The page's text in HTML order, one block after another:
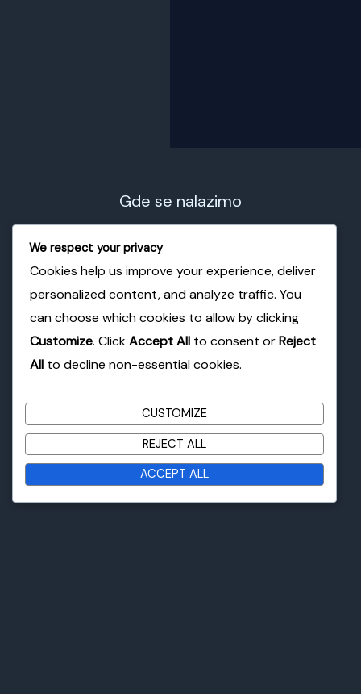
Gde se nalazimo
Bulevar Mihajla Pupina 10ž lokal 7 NP (nisko prizemlje)
Popravka maticnih ploca
Zamena ekrana
Čišćenje laptopa
Zamena DC, USB konektora
We respect your privacy
Cookies help us improve your experience, deliver
personalized content, and analyze traffic. You
can choose which cookies to allow by clicking
Customize. ClickAccept All to consent orReject
All to decline non-essential cookies.
CUSTOMIZE
REJECT ALL
ACCEPT ALL